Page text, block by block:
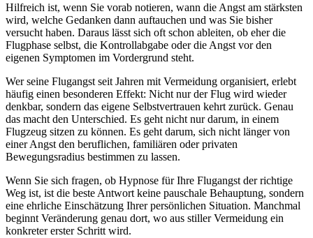
Hilfreich ist, wenn Sie vorab notieren, wann die Angst am stärksten
wird, welche Gedanken dann auftauchen und was Sie bisher
versucht haben. Daraus lässt sich oft schon ableiten, ob eher die
Flugphase selbst, die Kontrollabgabe oder die Angst vor den
eigenen Symptomen im Vordergrund steht.
Wer seine Flugangst seit Jahren mit Vermeidung organisiert, erlebt
häufig einen besonderen Effekt: Nicht nur der Flug wird wieder
denkbar, sondern das eigene Selbstvertrauen kehrt zurück. Genau
das macht den Unterschied. Es geht nicht nur darum, in einem
Flugzeug sitzen zu können. Es geht darum, sich nicht länger von
einer Angst den beruflichen, familiären oder privaten
Bewegungsradius bestimmen zu lassen.
Wenn Sie sich fragen, ob Hypnose für Ihre Flugangst der richtige
Weg ist, ist die beste Antwort keine pauschale Behauptung, sondern
eine ehrliche Einschätzung Ihrer persönlichen Situation. Manchmal
beginnt Veränderung genau dort, wo aus stiller Vermeidung ein
konkreter erster Schritt wird.